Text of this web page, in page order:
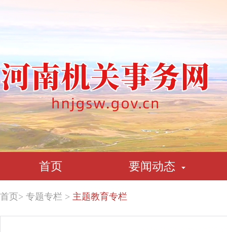
首页 要闻动态
首页> 专题专栏 > 主题教育专栏